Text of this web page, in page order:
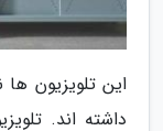
این تلویزیون